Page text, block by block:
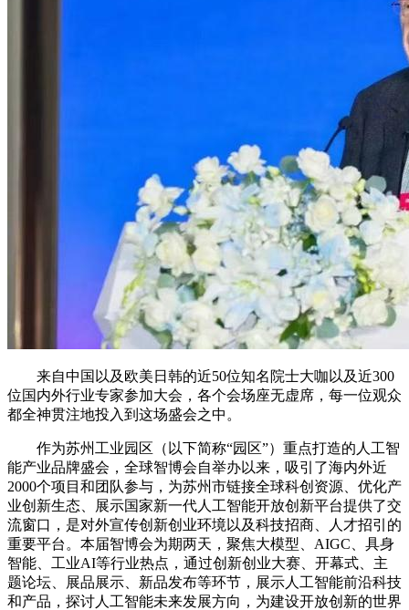
来自中国以及欧美日韩的近50位知名院士大咖以及近300
位国内外行业专家参加大会，各个会场座无虚席，每一位观众
都全神贯注地投入到这场盛会之中。
作为苏州工业园区（以下简称“园区”）重点打造的人工智
能产业品牌盛会，全球智博会自举办以来，吸引了海内外近
2000个项目和团队参与，为苏州市链接全球科创资源、优化产
业创新生态、展示国家新一代人工智能开放创新平台提供了交
流窗口，是对外宣传创新创业环境以及科技招商、人才招引的
重要平台。本届智博会为期两天，聚焦大模型、AIGC、具身
智能、工业AI等行业热点，通过创新创业大赛、开幕式、主
题论坛、展品展示、新品发布等环节，展示人工智能前沿科技
和产品，探讨人工智能未来发展方向，为建设开放创新的世界